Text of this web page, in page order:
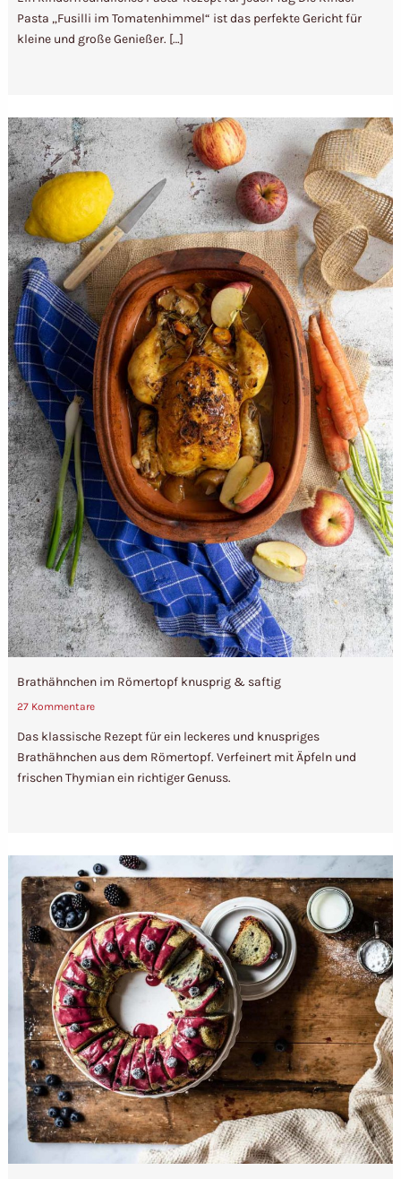
Pasta „Fusilli im Tomatenhimmel“ ist das perfekte Gericht für
kleine und große Genießer. […]
Brathähnchen im Römertopf knusprig & saftig
27 Kommentare
Das klassische Rezept für ein leckeres und knuspriges
Brathähnchen aus dem Römertopf. Verfeinert mit Äpfeln und
frischen Thymian ein richtiger Genuss.